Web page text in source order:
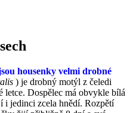
) je drobný motýl z čeledi
Dospělec má obvykle bílá
i jedinci zcela hnědí. Rozpětí